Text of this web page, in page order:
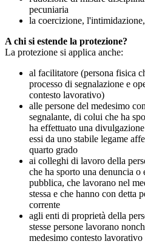
pecuniaria
la coercizione,
A chi si estende la protezione?
La protezione si applica anche:
al facilitatore (persona fisica
processo di segnalazione e
contesto lavorativo)
alle persone del medesimo
segnalante, di colui che ha
ha effettuato una
essi da uno stabile legame
quarto grado
ai colleghi di lavoro della
che ha sporto una denuncia
pubblica, che lavorano nel
stessa e che hanno con detta
corrente
agli enti di proprietà della
stesse persone lavorano
medesimo contesto lavorativo